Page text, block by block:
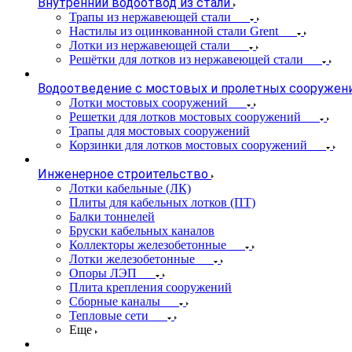
Трапы из нержавеющей стали
Настилы из оцинкованной стали Grent
Лотки из нержавеющей стали
Решётки для лотков из нержавеющей стали
Водоотведение с мостовых и пролетных
Лотки мостовых сооружений
Решетки для лотков мостовых сооружений
Трапы для мостовых сооружений
Корзинки для лотков мостовых сооружений
Инженерное строительство
Лотки кабельные (ЛК)
Плиты для кабельных лотков (ПТ)
Балки тоннелей
Бруски кабельных каналов
Коллекторы железобетонные
Лотки железобетонные
Опоры ЛЭП
Плита крепления сооружений
Сборные каналы
Тепловые сети
Еще